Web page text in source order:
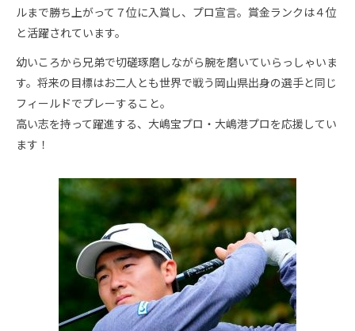
ルまで勝ち上がって７位に入賞し、プロ宣言。賞金ランクは４位
と活躍されています。
幼いころから兄弟で切磋琢磨しながら腕を磨いていらっしゃいま
す。将来の目標はお二人とも世界で戦う岡山県出身の選手と同じ
フィールドでプレーすること。
高い志を持って躍進する、大嶋宝プロ・大嶋港プロを応援してい
ます！